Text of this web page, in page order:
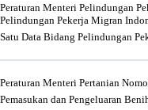
Peraturan Menteri Pelindungan
Pelindungan Pekerja Migran
Satu Data Bidang Pelindungan
Peraturan Menteri Pertanian
Pemasukan dan Pengeluaran